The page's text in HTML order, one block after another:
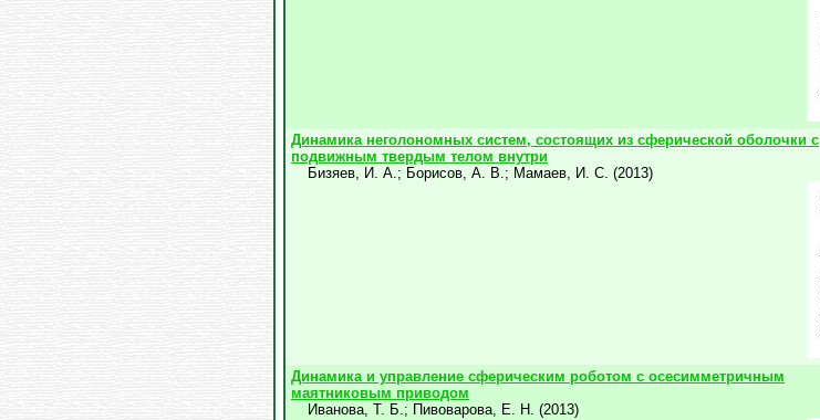
Динамика неголономных систем, состоящих из сферической оболочки с
подвижным твердым телом внутри
Бизяев, И. А.; Борисов, А. В.; Мамаев, И. С. (2013)
Динамика и управление сферическим роботом с осесимметричным
маятниковым приводом
Иванова, Т. Б.; Пивоварова, Е. Н. (2013)